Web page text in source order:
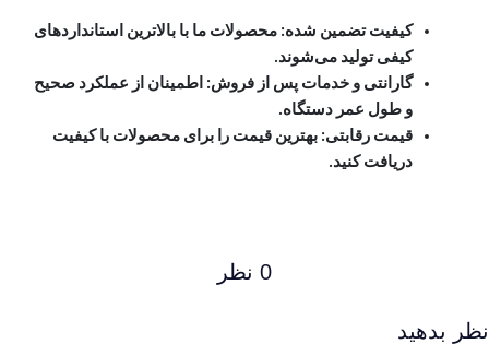
کیفیت تضمین شده: محصولات ما با بالاترین استانداردهای
کیفی تولید می‌شوند.
گارانتی و خدمات پس از فروش: اطمینان از عملکرد صحیح
و طول عمر دستگاه.
قیمت رقابتی: بهترین قیمت را برای محصولات با کیفیت
دریافت کنید.
0 نظر
نظر بدهید